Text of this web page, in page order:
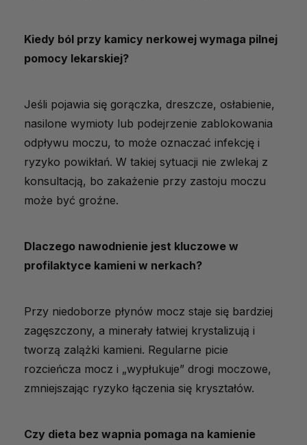
Kiedy ból przy kamicy nerkowej wymaga pilnej
pomocy lekarskiej?
Jeśli pojawia się gorączka, dreszcze, osłabienie,
nasilone wymioty lub podejrzenie zablokowania
odpływu moczu, to może oznaczać infekcję i
ryzyko powikłań. W takiej sytuacji nie zwlekaj z
konsultacją, bo zakażenie przy zastoju moczu
może być groźne.
Dlaczego nawodnienie jest kluczowe w
profilaktyce kamieni w nerkach?
Przy niedoborze płynów mocz staje się bardziej
zagęszczony, a minerały łatwiej krystalizują i
tworzą zalążki kamieni. Regularne picie
rozcieńcza mocz i „wypłukuje” drogi moczowe,
zmniejszając ryzyko łączenia się kryształów.
Czy dieta bez wapnia pomaga na kamienie